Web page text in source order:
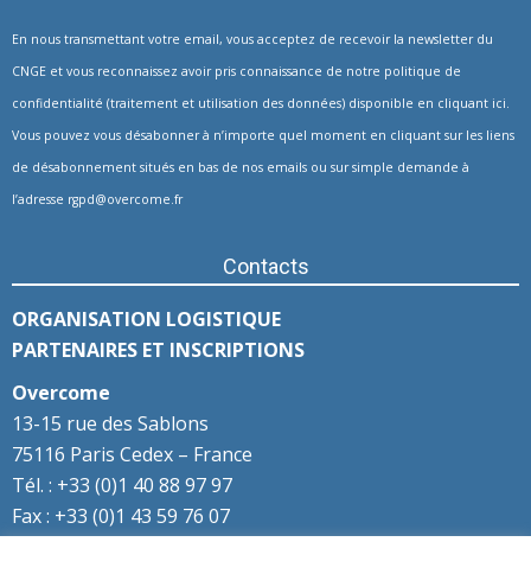
En nous transmettant votre email, vous acceptez de recevoir la newsletter du
CNGE et vous reconnaissez avoir pris connaissance de notre politique de
confidentialité (traitement et utilisation des données) disponible en cliquant ici.
Vous pouvez vous désabonner à n’importe quel moment en cliquant sur les liens
de désabonnement situés en bas de nos emails ou sur simple demande à
l’adresse rgpd@overcome.fr
Contacts
ORGANISATION LOGISTIQUE
PARTENAIRES ET INSCRIPTIONS
Overcome
13-15 rue des Sablons
75116 Paris Cedex – France
Tél. : +33 (0)1 40 88 97 97
Fax : +33 (0)1 43 59 76 07